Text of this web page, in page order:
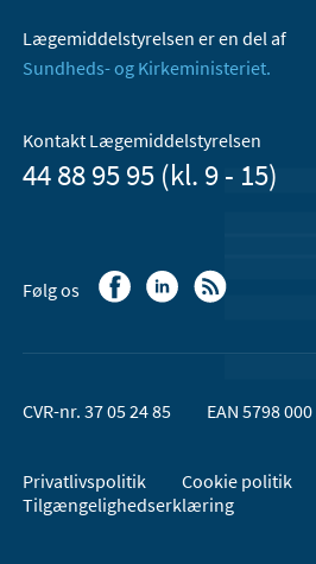
Lægemiddelstyrelsen er en del af
Sundheds- og Kirkeministeriet.
Kontakt Lægemiddelstyrelsen
44 88 95 95 (kl. 9 - 15)
Følg os
CVR-nr. 37 05 24 85 EAN 5798
Privatlivspolitik
Cookie politik
Tilgængelighedserklæring